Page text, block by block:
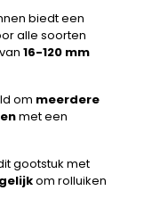
biedt een
alle soorten
16-120 mm
om meerdere
met een
gootstuk met
om rolluiken